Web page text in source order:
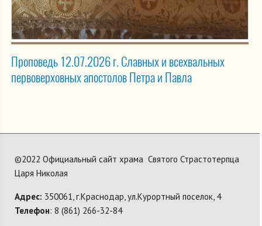
Проповедь 12.07.2026 г. Славных и всехвальных
первоверховных апостолов Петра и Павла
©2022 Официальный сайт храма Святого Страстотерпца
Царя Николая
Адрес: 350061, г.Краснодар, ул.Курортный поселок, 4
Телефон: 8 (861) 266-32-84